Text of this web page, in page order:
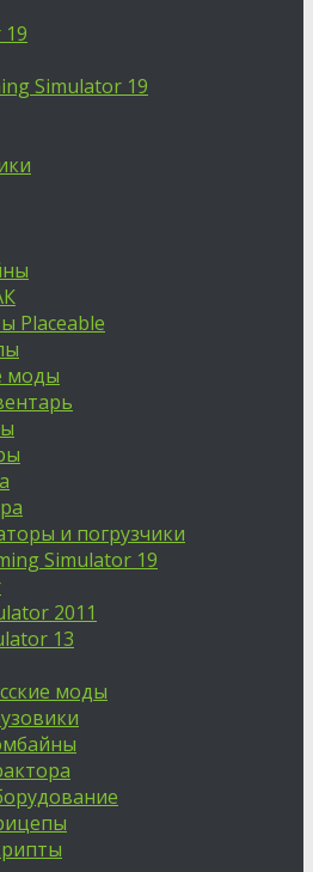
Simulator 19
Placeable
моды
и погрузчики
Simulator 19
2011
13
моды